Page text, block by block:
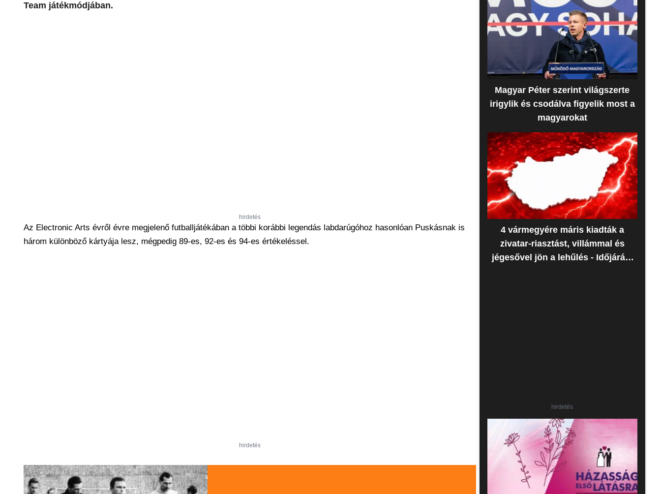
Team játékmódjában.
hirdetés
Az Electronic Arts évről évre megjelenő futballjátékában a többi korábbi legendás labdarúgóhoz hasonlóan Puskásnak is
három különböző kártyája lesz, mégpedig 89-es, 92-es és 94-es értékeléssel.
hirdetés
Magyar Péter szerint világszerte
irigylik és csodálva figyelik most a
magyarokat
4 vármegyére máris kiadták a
zivatar-riasztást, villámmal és
jégesővel jön a lehűlés - Időjárás-
hirdetés